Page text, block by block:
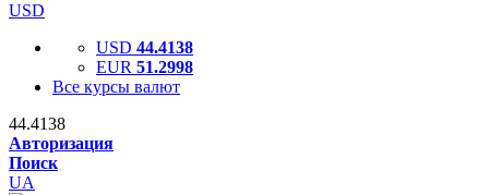
USD
USD 44.4138
EUR 51.2998
Все курсы валют
44.4138
Авторизация
Поиск
UA